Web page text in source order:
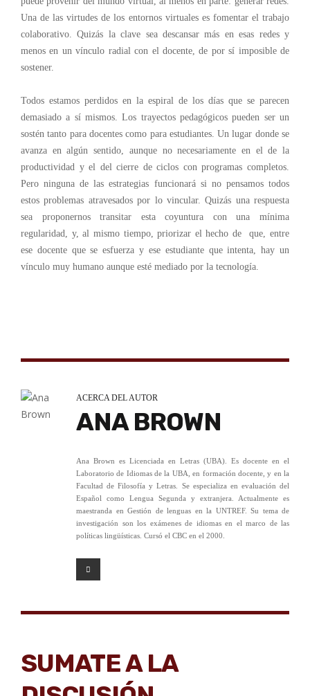
Una de las virtudes de los entornos virtuales es fomentar el trabajo
colaborativo. Quizás la clave sea descansar más en esas redes y
menos en un vínculo radial con el docente, de por sí imposible de
sostener.
Todos estamos perdidos en la espiral de los días que se parecen
demasiado a sí mismos. Los trayectos pedagógicos pueden ser un
sostén tanto para docentes como para estudiantes. Un lugar donde se
avanza en algún sentido, aunque no necesariamente en el de la
productividad y el del cierre de ciclos con programas completos.
Pero ninguna de las estrategias funcionará si no pensamos todos
estos problemas atravesados por lo vincular. Quizás una respuesta
sea proponernos transitar esta coyuntura con una mínima
regularidad, y, al mismo tiempo, priorizar el hecho de que, entre
ese docente que se esfuerza y ese estudiante que intenta, hay un
vínculo muy humano aunque esté mediado por la tecnología.
ACERCA DEL AUTOR
ANA BROWN
Ana Brown es Licenciada en Letras (UBA). Es docente en el
Laboratorio de Idiomas de la UBA, en formación docente, y en la
Facultad de Filosofía y Letras. Se especializa en evaluación del
Español como Lengua Segunda y extranjera. Actualmente es
maestranda en Gestión de lenguas en la UNTREF. Su tema de
investigación son los exámenes de idiomas en el marco de las
políticas lingüísticas. Cursó el CBC en el 2000.
SUMATE A LA